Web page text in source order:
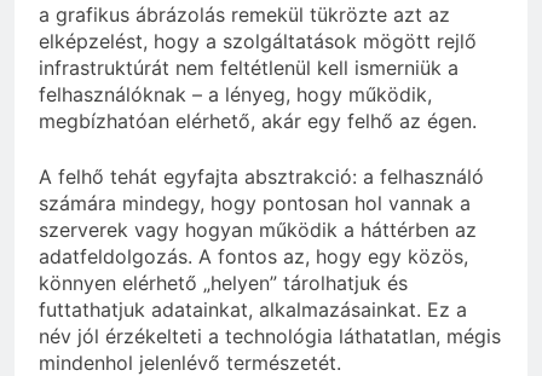
a grafikus ábrázolás remekül tükrözte azt az
elképzelést, hogy a szolgáltatások mögött rejlő
infrastruktúrát nem feltétlenül kell ismerniük a
felhasználóknak – a lényeg, hogy működik,
megbízhatóan elérhető, akár egy felhő az égen.
A felhő tehát egyfajta absztrakció: a felhasználó
számára mindegy, hogy pontosan hol vannak a
szerverek vagy hogyan működik a háttérben az
adatfeldolgozás. A fontos az, hogy egy közös,
könnyen elérhető „helyen” tárolhatjuk és
futtathatjuk adatainkat, alkalmazásainkat. Ez a
név jól érzékelteti a technológia láthatatlan, mégis
mindenhol jelenlévő természetét.